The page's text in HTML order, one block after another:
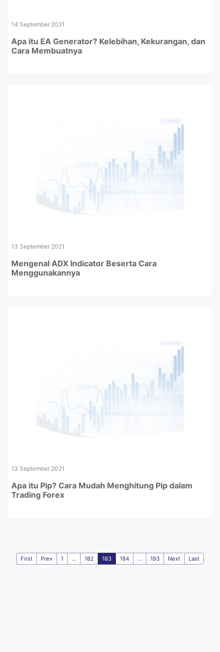
14 September 2021
Apa itu EA Generator? Kelebihan, Kekurangan, dan
Cara Membuatnya
13 September 2021
Mengenal ADX Indicator Beserta Cara
Menggunakannya
13 September 2021
Apa itu Pip? Cara Mudah Menghitung Pip dalam
Trading Forex
First Prev 1 ... 182 183 184 ... 193 Next Last